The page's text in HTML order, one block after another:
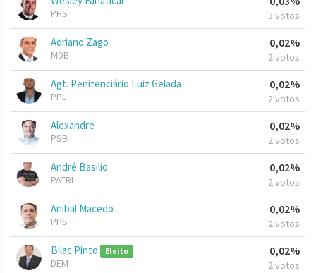
PHS 3 votos
Adriano Zago
MDB
0,02%
2 votos
Agt. Penitenciário Luiz Gelada
PPL
0,02%
2 votos
Alexandre
PSB
0,02%
2 votos
André Basilio
PATRI
0,02%
2 votos
Anibal Macedo
PPS
0,02%
2 votos
Bilac Pinto Eleito
DEM
0,02%
2 votos